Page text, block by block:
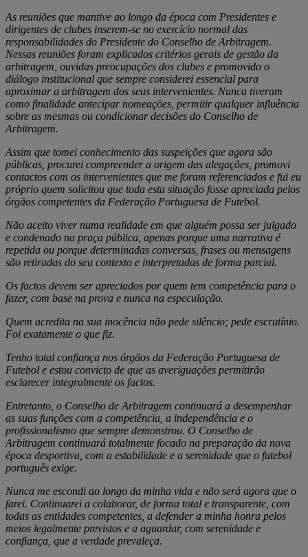
As reuniões que mantive ao longo da época com Presidentes e
dirigentes de clubes inserem-se no exercício normal das
responsabilidades do Presidente do Conselho de Arbitragem.
Nessas reuniões foram explicados critérios gerais de gestão da
arbitragem, ouvidas preocupações dos clubes e promovido o
diálogo institucional que sempre considerei essencial para
aproximar a arbitragem dos seus intervenientes. Nunca tiveram
como finalidade antecipar nomeações, permitir qualquer influência
sobre as mesmas ou condicionar decisões do Conselho de
Arbitragem.
Assim que tomei conhecimento das suspeições que agora são
públicas, procurei compreender a origem das alegações, promovi
contactos com os intervenientes que me foram referenciados e fui eu
próprio quem solicitou que toda esta situação fosse apreciada pelos
órgãos competentes da Federação Portuguesa de Futebol.
Não aceito viver numa realidade em que alguém possa ser julgado
e condenado na praça pública, apenas porque uma narrativa é
repetida ou porque determinadas conversas, frases ou mensagens
são retiradas do seu contexto e interpretadas de forma parcial.
Os factos devem ser apreciados por quem tem competência para o
fazer, com base na prova e nunca na especulação.
Quem acredita na sua inocência não pede silêncio; pede escrutínio.
Foi exatamente o que fiz.
Tenho total confiança nos órgãos da Federação Portuguesa de
Futebol e estou convicto de que as averiguações permitirão
esclarecer integralmente os factos.
Entretanto, o Conselho de Arbitragem continuará a desempenhar
as suas funções com a competência, a independência e o
profissionalismo que sempre demonstrou. O Conselho de
Arbitragem continuará totalmente focado na preparação da nova
época desportiva, com a estabilidade e a serenidade que o futebol
português exige.
Nunca me escondi ao longo da minha vida e não será agora que o
farei. Continuarei a colaborar, de forma total e transparente, com
todas as entidades competentes, a defender a minha honra pelos
meios legalmente previstos e a aguardar, com serenidade e
confiança, que a verdade prevaleça.